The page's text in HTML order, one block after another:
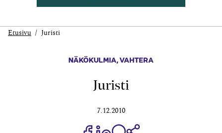
Etusivu Juristi
NÄKÖKULMIA,VAHTERA
Juristi
7.12.2010
Jaa Share on Facebook
Jaa Share on LinkedIn
Jaa WhatsApp-viestinä